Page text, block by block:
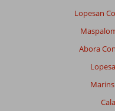
Lopesan
Abora